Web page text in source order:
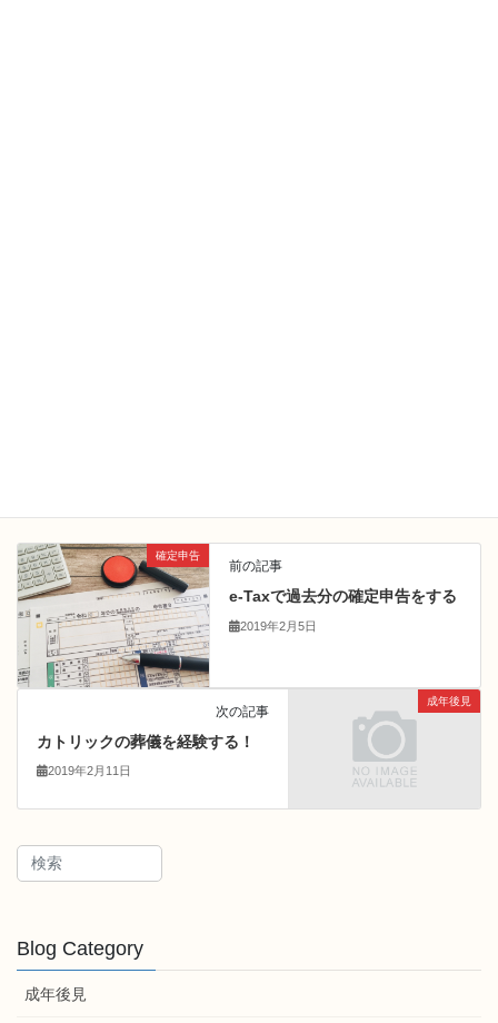
確定申告
前の記事
e-Taxで過去分の確定申告をする
2019年2月5日
成年後見
次の記事
カトリックの葬儀を経験する！
2019年2月11日
Blog Category
成年後見